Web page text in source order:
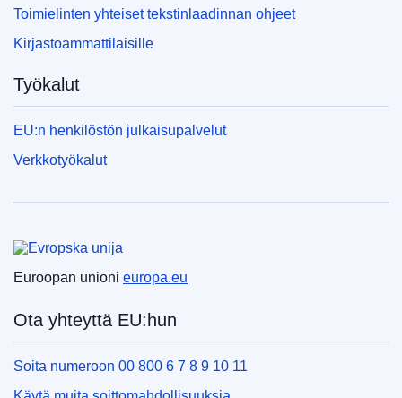
Toimielinten yhteiset tekstinlaadinnan ohjeet
Kirjastoammattilaisille
Työkalut
EU:n henkilöstön julkaisupalvelut
Verkkotyökalut
Euroopan unioni europa.eu
Ota yhteyttä EU:hun
Soita numeroon 00 800 6 7 8 9 10 11